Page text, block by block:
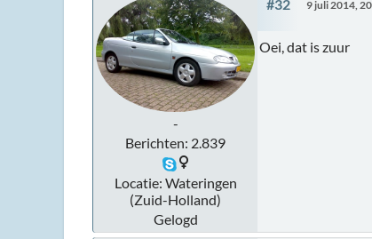
-
Berichten: 2.839
Locatie: Wateringen
(Zuid-Holland)
Gelogd
#32 9 juli 2014,
Oei, dat is zuur